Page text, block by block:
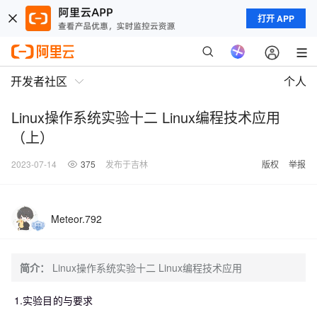
打开 APP
开发者社区 个人
Linux操作系统实验十二 Linux编程技术应用
（上）
2023-07-14 375 发布于吉林 版权 举报
Meteor.792
简介： Linux操作系统实验十二 Linux编程技术应用
1.实验目的与要求